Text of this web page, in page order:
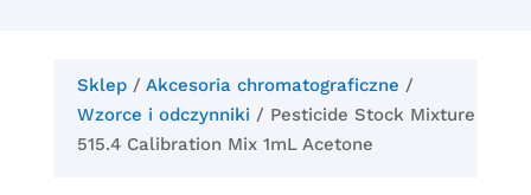
Sklep/ Akcesoria chromatograficzne /
Wzorce i odczynniki / Pesticide Stock Mixture
515.4 Calibration Mix 1mL Acetone